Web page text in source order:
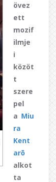
övez
ett
mozif
ilmje
i
közöt
t
szere
pel
a Miu
ra
Kent
arō
alkot
ta